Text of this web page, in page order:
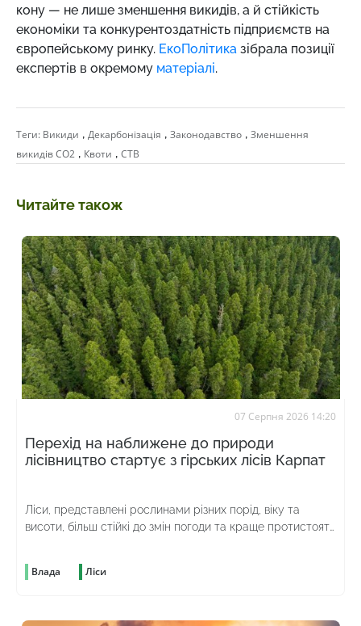
кону — не лише зменшення викидів, а й стійкість
економіки та конкурентоздатність підприємств на
європейському ринку. ЕкоПолітика зібрала позиції
експертів в окремому матеріалі.
Теги: Викиди , Декарбонізація , Законодавство , Зменшення
викидів СО2 , Квоти , СТВ
Читайте також
07 Серпня 2026 14:20
Перехід на наближене до природи
лісівництво стартує з гірських лісів Карпат
Ліси, представлені рослинами різних порід, віку та
висоти, більш стійкі до змін погоди та краще протистоять
Влада Ліси